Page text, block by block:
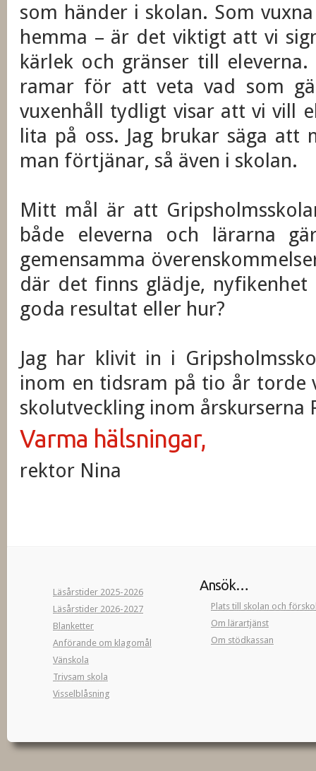
som händer i skolan. Som
hemma – är det viktigt att vi
kärlek och gränser till
ramar för att veta vad som
vuxenhåll tydligt visar att vi vill
lita på oss. Jag brukar säga
man förtjänar, så även i skolan.
Mitt mål är att
både eleverna och lärarna
gemensamma
där det finns glädje,
goda resultat eller hur?
Jag har klivit in i
inom en tidsram på tio år torde
skolutveckling inom årskurserna
Varma hälsningar,
rektor Nina
Läsårstider 2025-2026
Läsårstider 2026-2027
Blanketter
Anförande om klagomål
Vänskola
Trivsam skola
Visselblåsning
Ansök…
Plats till skolan och
Om lärartjänst
Om stödkassan